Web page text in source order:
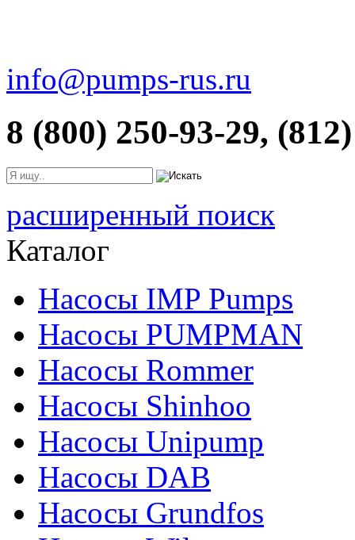
info@pumps-rus.ru
8 (800) 250-93-29,
расширенный поиск
Каталог
Насосы IMP Pumps
Насосы PUMPMAN
Насосы Rommer
Насосы Shinhoo
Насосы Unipump
Насосы DAB
Насосы Grundfos